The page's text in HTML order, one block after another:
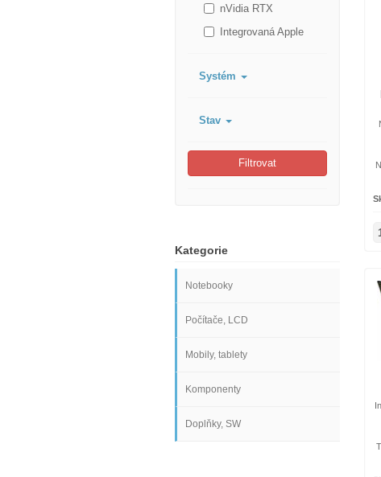
nVidia RTX
Integrovaná Apple
Systém
Stav
Filtrovat
Kategorie
Notebooky
Počítače, LCD
Mobily, tablety
Komponenty
Doplňky, SW